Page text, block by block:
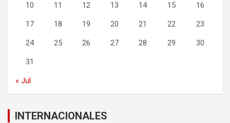
10 11 12 13 14 15 16
17 18 19 20 21 22 23
24 25 26 27 28 29 30
31
« Jul
INTERNACIONALES